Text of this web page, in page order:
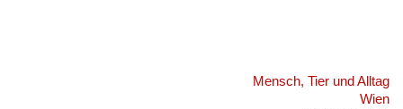
Mensch, Tier und Alltag
Wien